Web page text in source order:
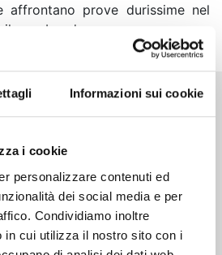
Informazioni sui cookie
i cookie
personalizzare contenuti ed
dei social media e per
Condividiamo inoltre
in cui utilizza il nostro sito con i
affrontano prove durissime nel
vagabondo…
della serie